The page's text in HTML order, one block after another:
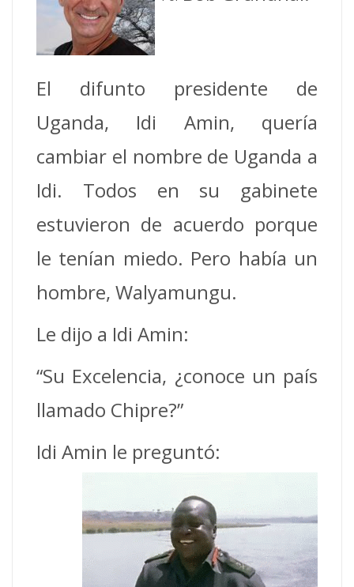
El difunto presidente de
Uganda, Idi Amin, quería
cambiar el nombre de Uganda a
Idi. Todos en su gabinete
estuvieron de acuerdo porque
le tenían miedo. Pero había un
hombre, Walyamungu.
Le dijo a Idi Amin:
“Su Excelencia, ¿conoce un país
llamado Chipre?”
Idi Amin le preguntó: